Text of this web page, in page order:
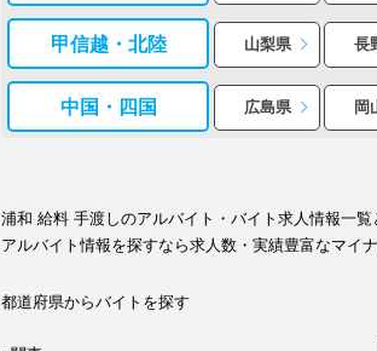
甲信越・北陸 山梨県 長
中国・四国 広島県 岡
浦和 給料 手渡しのアルバイト・バイト求人情報一
アルバイト情報を探すなら求人数・実績豊富なマイ
都道府県からバイトを探す